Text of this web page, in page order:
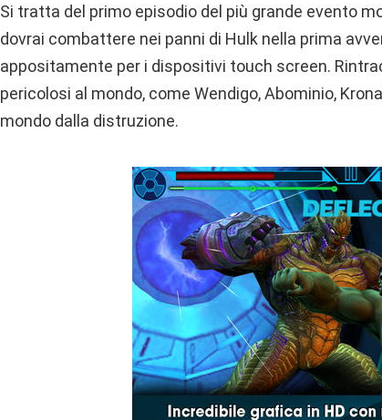
Si tratta del primo episodio del più grande evento
dovrai combattere nei panni di Hulk nella prima
appositamente per i dispositivi touch screen.
pericolosi al mondo, come Wendigo, Abominio,
mondo dalla distruzione.